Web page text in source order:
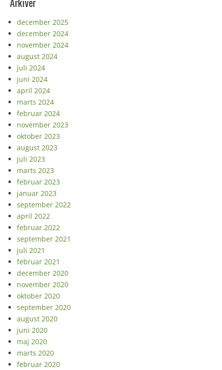
december 2025
december 2024
november 2024
august 2024
juli 2024
juni 2024
april 2024
marts 2024
februar 2024
november 2023
oktober 2023
august 2023
juli 2023
marts 2023
februar 2023
januar 2023
september 2022
april 2022
februar 2022
september 2021
juli 2021
februar 2021
december 2020
november 2020
oktober 2020
september 2020
august 2020
juni 2020
maj 2020
marts 2020
februar 2020